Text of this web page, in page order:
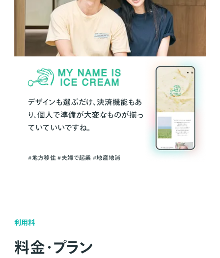
デザインも選ぶだけ、決済機能もあ
り、個人で準備が大変なものが揃っ
ていていいですね。
#地方移住 #夫婦で起業 #地産地消
利用料
料金・プラン